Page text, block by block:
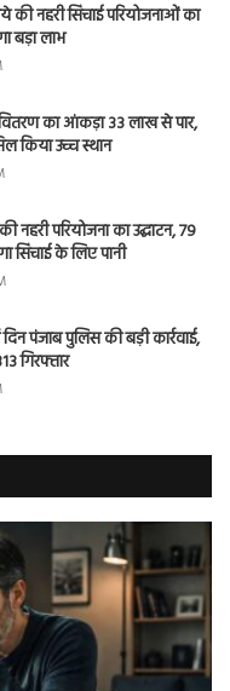
की नहरी सिंचाई परियोजनाओं का
बड़ा लाभ
का आंकड़ा 33 लाख से पार,
किया उच्च स्थान
परियोजना का उद्घाटन, 79
सिंचाई के लिए पानी
पंजाब पुलिस की बड़ी कार्रवाई,
गिरफ्तार